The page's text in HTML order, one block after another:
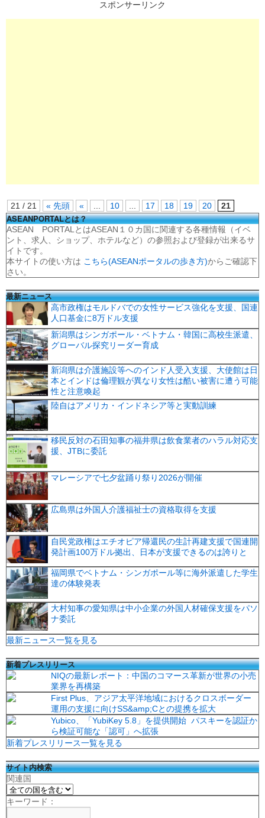
スポンサーリンク
21 / 21 « 先頭 « 10 17 18 19 20 21
ASEANPORTALとは？
ASEAN PORTALとはASEAN１０カ国に関連する各種情報（イベ
ント、求人、ショップ、ホテルなど）の参照および登録が出来るサ
イトです。
本サイトの使い方は こちら(ASEANポータルの歩き方)からご確認下
さい。
最新ニュース
高市政権はモルドバでの女性サービス強化を支援、国連
人口基金に8万ドル支援
新潟県はシンガポール・ベトナム・韓国に高校生派遣、
グローバル探究リーダー育成
新潟県は介護施設等へのインド人受入支援、大使館は日
本とインドは倫理観が異なり女性は酷い被害に遭う可能
性と注意喚起
陸自はアメリカ・インドネシア等と実動訓練
移民反対の石田知事の福井県は飲食業者のハラル対応支
援、JTBに委託
マレーシアで七夕盆踊り祭り2026が開催
広島県は外国人介護福祉士の資格取得を支援
自民党政権はエチオピア帰還民の生計再建支援で国連開
発計画100万ドル拠出、日本が支援できるのは誇りと
福岡県でベトナム・シンガポール等に海外派遣した学生
達の体験発表
大村知事の愛知県は中小企業の外国人材確保支援をパソ
ナ委託
最新ニュース一覧を見る
新着プレスリリース
NIQの最新レポート：中国のコマース革新が世界の小売
業界を再構築
First Plus、アジア太平洋地域におけるクロスボーダー
運用の支援に向けSS&amp;Cとの提携を拡大
Yubico、「YubiKey 5.8」を提供開始 パスキーを認証か
ら検証可能な「認可」へ拡張
新着プレスリリース一覧を見る
サイト内検索
関連国
キーワード：